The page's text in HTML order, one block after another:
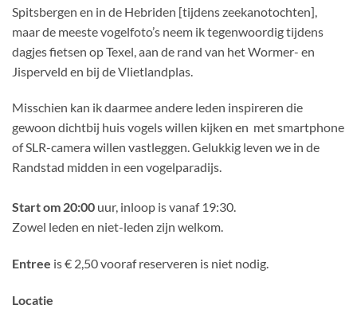
Spitsbergen en in de Hebriden [tijdens zeekanotochten],
maar de meeste vogelfoto’s neem ik tegenwoordig tijdens
dagjes fietsen op Texel, aan de rand van het Wormer- en
Jisperveld en bij de Vlietlandplas.
Misschien kan ik daarmee andere leden inspireren die
gewoon dichtbij huis vogels willen kijken en met smartphone
of SLR-camera willen vastleggen. Gelukkig leven we in de
Randstad midden in een vogelparadijs.
Start om 20:00 uur, inloop is vanaf 19:30.
Zowel leden en niet-leden zijn welkom.
Entree is € 2,50 vooraf reserveren is niet nodig.
Locatie